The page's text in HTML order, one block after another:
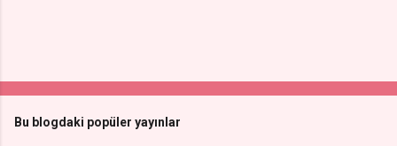
Bu blogdaki popüler yayınlar